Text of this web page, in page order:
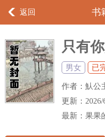
返回 书
只有
四爱）
男女 已
作者： 魜公
更新： 2026/
最新： 果果